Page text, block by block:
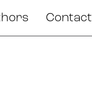
Contact